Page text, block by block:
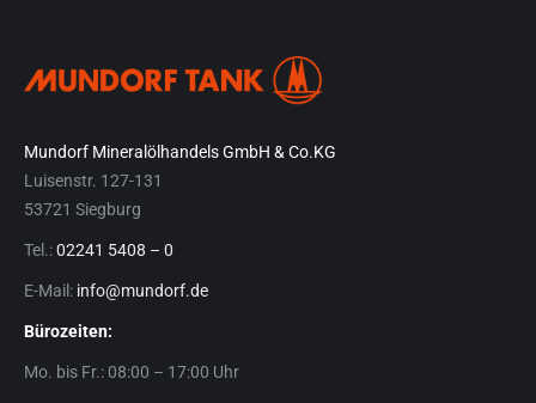
Mundorf Mineralölhandels GmbH & Co.KG
Luisenstr. 127-131
53721 Siegburg
Tel.:02241 5408 – 0
E-Mail: info@mundorf.de
Bürozeiten:
Mo. bis Fr.: 08:00 – 17:00 Uhr